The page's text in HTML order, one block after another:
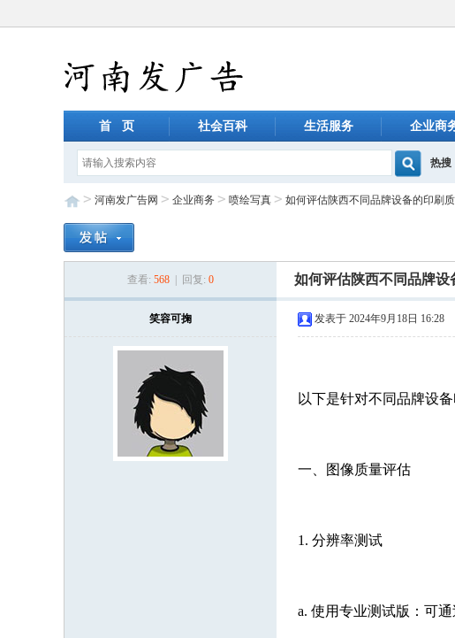
首 页 社会百科 生活服务 企业商
热搜
> 河南发广告网 > 企业商务 > 喷绘写真 > 如何评估陕西不同品牌设备的印刷质
查看: 568| 回复: 0
笑容可掬
如何评估陕西不同品牌设
发表于 2024年9月18日 16:28
以下是针对不同品牌设
一、图像质量评估
1. 分辨率测试
a. 使用专业测试版：可